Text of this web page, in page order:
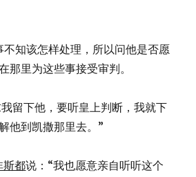
知该怎样处理，所以问他是否愿
那里为这些事接受审判。
留下他，要听皇上判断，我就下
他到凯撒那里去。”
斯都说：“我也愿意亲自听听这个